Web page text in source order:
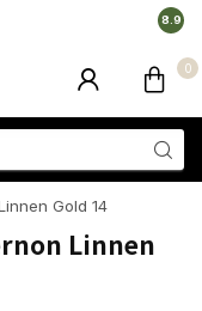
8.9
0
Gold 14
Linnen